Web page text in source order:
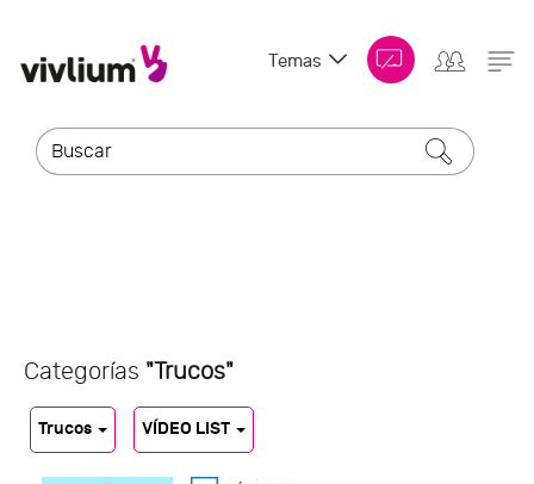
Temas
Categorías "Trucos"
Trucos VÍDEO LIST